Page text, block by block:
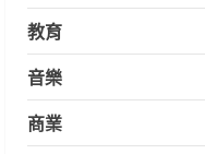
教育
音樂
商業